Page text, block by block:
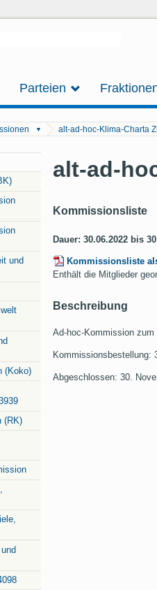
Parteien
▼ alt-ad-hoc-Klima-Charta
und
(Koko)
(RK)
alt-ad-
Kommissionsliste
Dauer: 30.06.2022 bis
Kommissionsliste
Enthält die Mitglieder
Beschreibung
Ad-hoc-Kommission
Kommissionsbestellung:
Abgeschlossen: 30.